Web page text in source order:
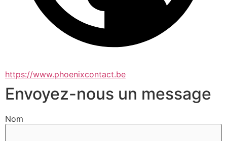
https://www.phoenixcontact.be
Envoyez-nous un message
Nom